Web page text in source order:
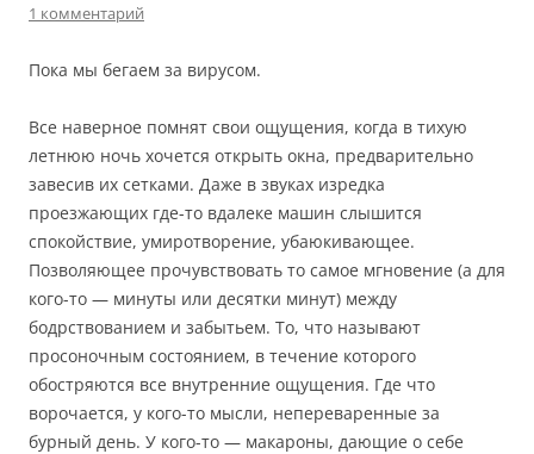
1 комментарий
Пока мы бегаем за вирусом.
Все наверное помнят свои ощущения, когда в тихую
летнюю ночь хочется открыть окна, предварительно
завесив их сетками. Даже в звуках изредка
проезжающих где-то вдалеке машин слышится
спокойствие, умиротворение, убаюкивающее.
Позволяющее прочувствовать то самое мгновение (а для
кого-то — минуты или десятки минут) между
бодрствованием и забытьем. То, что называют
просоночным состоянием, в течение которого
обостряются все внутренние ощущения. Где что
ворочается, у кого-то мысли, непереваренные за
бурный день. У кого-то — макароны, дающие о себе